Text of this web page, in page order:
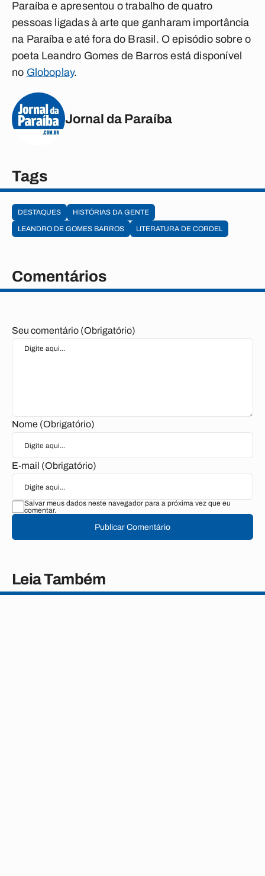
Paraíba e apresentou o trabalho de quatro
pessoas ligadas à arte que ganharam importância
na Paraíba e até fora do Brasil. O episódio sobre o
poeta Leandro Gomes de Barros está disponível
no Globoplay.
Jornal da Paraíba
Tags
DESTAQUES
HISTÓRIAS DA GENTE
LEANDRO DE GOMES BARROS
LITERATURA DE CORDEL
Comentários
Seu comentário (Obrigatório)
Nome (Obrigatório)
E-mail (Obrigatório)
Salvar meus dados neste navegador para a próxima vez que eu
comentar.
Publicar Comentário
Leia Também